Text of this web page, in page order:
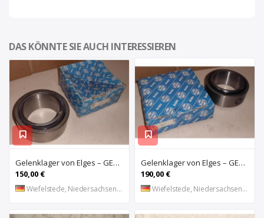
DAS KÖNNTE SIE AUCH INTERESSIEREN
Gelenklager von Elges – GE120UK-2RS
150,00 €
Wiefelstede, Niedersachsen, DE
Gelenklager von Elges – GE140UK-2RS
190,00 €
Wiefelstede, Niedersachsen, DE